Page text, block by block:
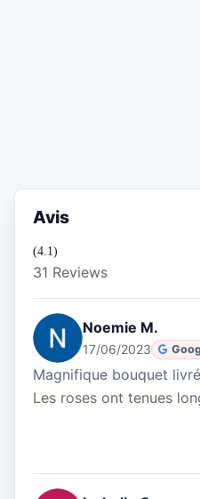
Avis
(4.1)
31 Reviews
Noemie M.
17/06/2023
Magnifique bouquet
Les roses ont tenues